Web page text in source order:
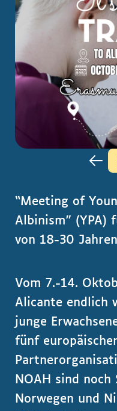
“Meeting of
Albinism” (YPA)
von 18-30
Vom 7.-14.
Alicante endlich
junge
fünf
NOAH sind
Norwegen und